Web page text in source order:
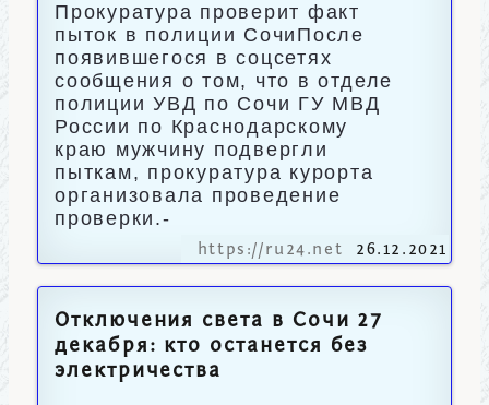
Прокуратура проверит факт
пыток в полиции СочиПосле
появившегося в соцсетях
сообщения о том, что в отделе
полиции УВД по Сочи ГУ МВД
России по Краснодарскому
краю мужчину подвергли
пыткам, прокуратура курорта
организовала проведение
проверки.-
https://ru24.net 26.12.2021
Отключения света в Сочи 27
декабря: кто останется без
электричества